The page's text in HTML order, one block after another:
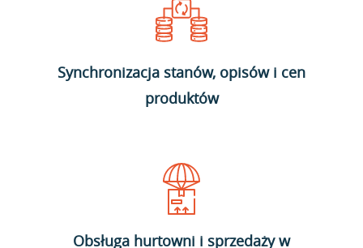
Synchronizacja stanów, opisów i cen
produktów
Obsługa hurtowni i sprzedaży w